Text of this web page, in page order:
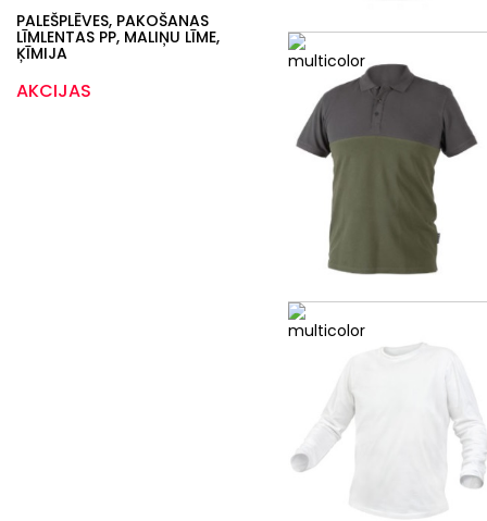
PALEŠPLĒVES, PAKOŠANAS
LĪMLENTAS PP, MALIŅU LĪME,
ĶĪMIJA
AKCIJAS